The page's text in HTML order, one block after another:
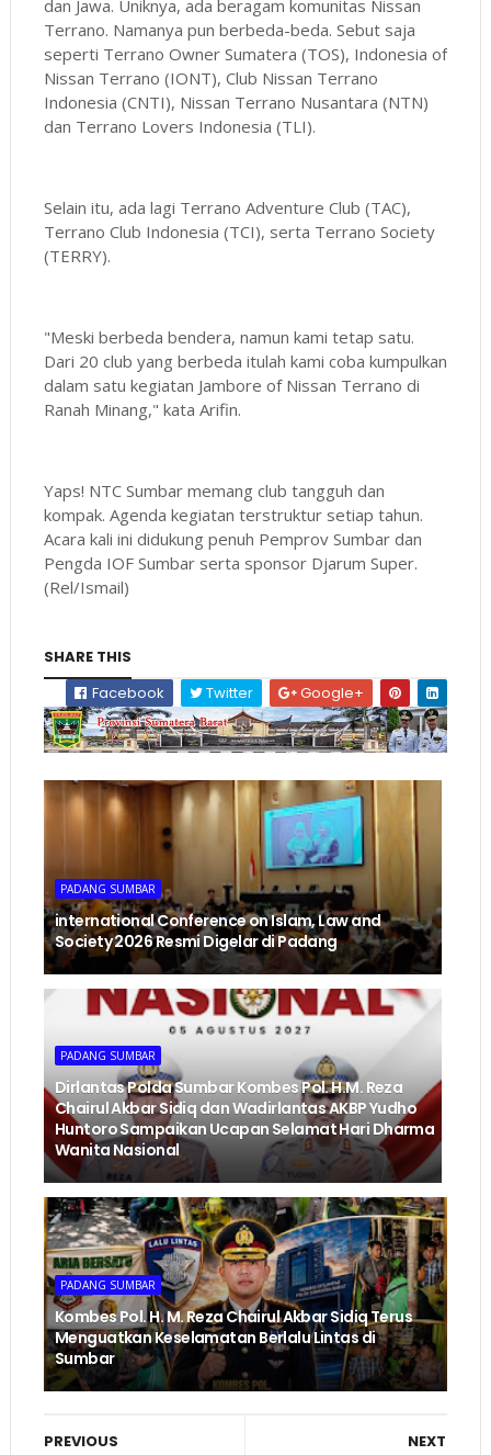
dan Jawa. Uniknya, ada beragam komunitas Nissan
Terrano. Namanya pun berbeda-beda. Sebut saja
seperti Terrano Owner Sumatera (TOS), Indonesia of
Nissan Terrano (IONT), Club Nissan Terrano
Indonesia (CNTI), Nissan Terrano Nusantara (NTN)
dan Terrano Lovers Indonesia (TLI).
Selain itu, ada lagi Terrano Adventure Club (TAC),
Terrano Club Indonesia (TCI), serta Terrano Society
(TERRY).
"Meski berbeda bendera, namun kami tetap satu.
Dari 20 club yang berbeda itulah kami coba kumpulkan
dalam satu kegiatan Jambore of Nissan Terrano di
Ranah Minang," kata Arifin.
Yaps! NTC Sumbar memang club tangguh dan
kompak. Agenda kegiatan terstruktur setiap tahun.
Acara kali ini didukung penuh Pemprov Sumbar dan
Pengda IOF Sumbar serta sponsor Djarum Super.
(Rel/Ismail)
SHARE THIS
Facebook
Twitter Google+
PADANG SUMBAR
international Conference on Islam, Law and
Society 2026 Resmi Digelar di Padang
PADANG SUMBAR
Dirlantas Polda Sumbar Kombes Pol. H.M. Reza
Chairul Akbar Sidiq dan Wadirlantas AKBP Yudho
Huntoro Sampaikan Ucapan Selamat Hari Dharma
Wanita Nasional
PADANG SUMBAR
Kombes Pol. H. M. Reza Chairul Akbar Sidiq Terus
Menguatkan Keselamatan Berlalu Lintas di
Sumbar
NEXT
PREVIOUS